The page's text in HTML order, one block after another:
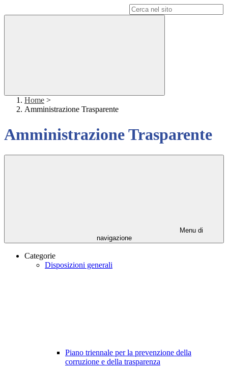
Home >
Amministrazione Trasparente
Amministrazione Trasparente
Menu di
navigazione
Categorie
Disposizioni generali
Piano triennale per la prevenzione della
corruzione e della trasparenza